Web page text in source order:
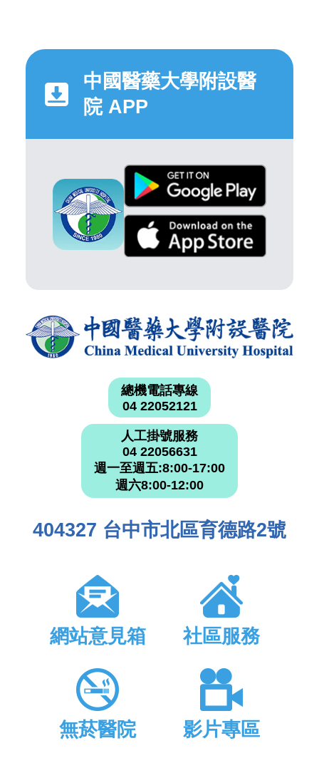
中國醫藥大學附設醫
院 APP
總機電話專線
04 22052121
人工掛號服務
04 22056631
週一至週五:8:00-17:00
週六8:00-12:00
404327 台中市北區育德路2號
網站意見箱 社區服務
無菸醫院 影片專區